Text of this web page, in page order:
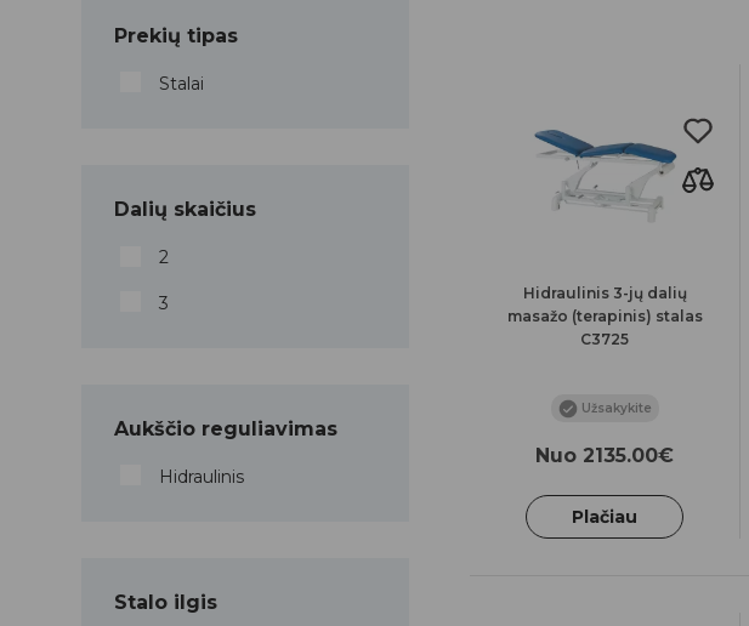
Prekių tipas
Stalai
Dalių skaičius
2
3
Aukščio reguliavimas
Hidraulinis
Stalo ilgis
Hidraulinis 3-jų dalių
masažo (terapinis) stalas
C3725
Užsakykite
Nuo 2135.00€
Plačiau